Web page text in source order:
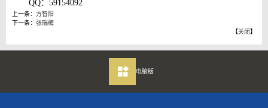
QQ：59154092
上一条： 方智阳
下一条： 张瑞梅
【关闭 】
电脑版